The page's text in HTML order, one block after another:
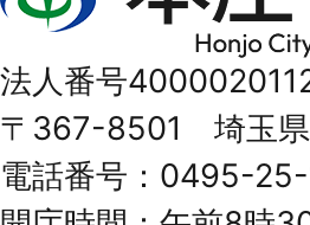
Honjo
City
法人番号
〒367-8501 埼玉県
電話番号：0495-25-